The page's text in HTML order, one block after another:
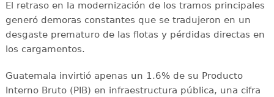
El retraso en la modernización de los tramos principales
generó demoras constantes que se tradujeron en un
desgaste prematuro de las flotas y pérdidas directas en
los cargamentos.
Guatemala invirtió apenas un 1.6% de su Producto
Interno Bruto (PIB) en infraestructura pública, una cifra